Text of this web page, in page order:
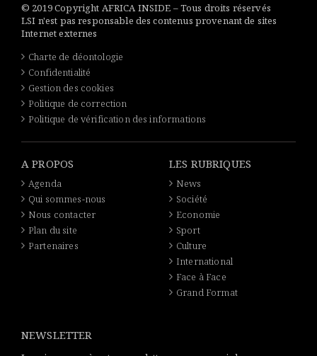
© 2019 Copyright AFRICA INSIDE – Tous droits réservés
LSI n'est pas responsable des contenus provenant de sites
Internet externes
Charte de déontologie
Confidentialité
Gestion des cookies
Politique de correction
Politique de vérification des informations
A PROPOS
Agenda
Qui sommes-nous
Nous contacter
Plan du site
Partenaires
LES RUBRIQUES
News
Société
Economie
Sport
Culture
International
Face à Face
Grand Format
NEWSLETTER